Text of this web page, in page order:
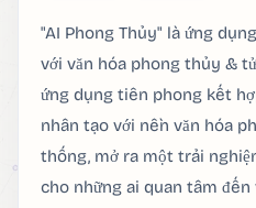
"AI Phong Thủy" là ứng
với văn hóa phong thủy &
ứng dụng tiên phong kết
nhân tạo với nền văn hóa
thống, mở ra một trải
cho những ai quan tâm đến